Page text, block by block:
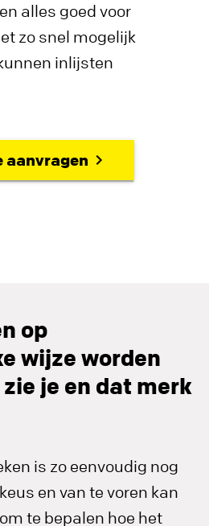
alles goed voor
zo snel mogelijk
inlijsten
aanvragen
op
wijze worden
je en dat merk
is zo eenvoudig nog
en van te voren kan
te bepalen hoe het